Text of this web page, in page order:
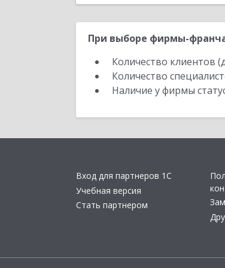
При выборе фирмы-
Количество клиентов
Количество
Наличие у фирмы
Вход для партнеров 1С
Учебная версия
Стать партнером